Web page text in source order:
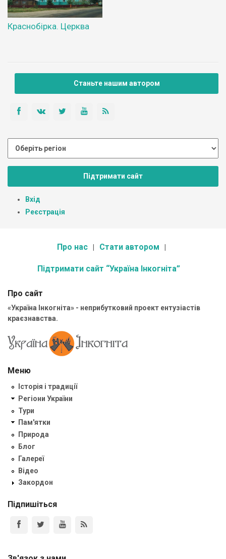
Краснобірка. Церква
Станьте нашим автором
Підтримати сайт
Вхід
Реєстрація
Про нас Стати автором
Підтримати сайт “Україна Інкогніта”
Про сайт
«Україна Інкогніта» - неприбутковий проект ентузіастів
краєзнавства.
Меню
Історія і традиції
Регіони України
Тури
Пам'ятки
Природа
Блог
Галереї
Відео
Закордон
Підпишіться